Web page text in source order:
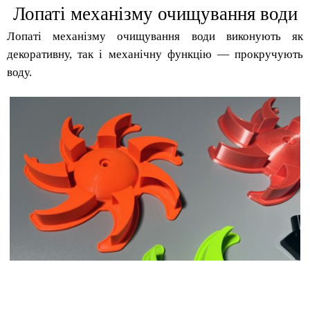
Лопаті механізму очищування води
​Лопаті механізму очищування води виконують як
декоративну, так і механічну функцію — прокручують
воду.